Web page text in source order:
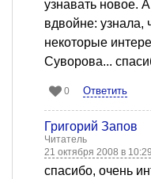
узнавать новое.
вдвойне: узнала,
некоторые
Суворова...
0 Ответить
Григорий Запов
Читатель
21 октября 2008 в 10:29
спасибо, очень